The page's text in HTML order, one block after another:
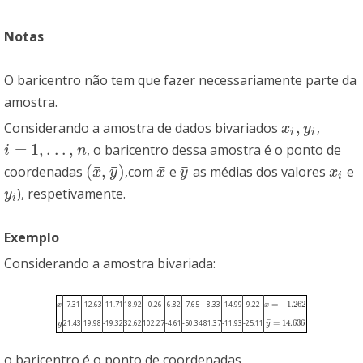
Notas
O baricentro não tem que fazer necessariamente parte da
amostra.
Considerando a amostra de dados bivariados xi , yi
xi,y i ,
i = 1, . . . , n
i= 1,. .,n
, o baricentro dessa amostra é o ponto de
coordenadas (x
¯, y
¯)
(x¯, y¯),comx
¯
x¯e y
¯
y¯ as médias dos valores xi
xi e
yi
yi), respetivamente.
Exemplo
Considerando a amostra bivariada:
x
x -7.31 -12.63-11.71 18.92 -0.26 6.82 7.65 -8.33 -14.99 9.22 x
¯ = −1.262
x¯=− 1.262
y
y 21.43 19.98 -19.3232.62102.27-4.61 -50.3481.37-11.93-25.11 y¯ = 14.636
y¯ =14.636